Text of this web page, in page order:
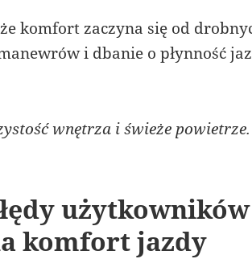
komfort zaczyna się od
i dbanie o płynność
wnętrza i świeże powietrze.
użytkowników
komfort jazdy